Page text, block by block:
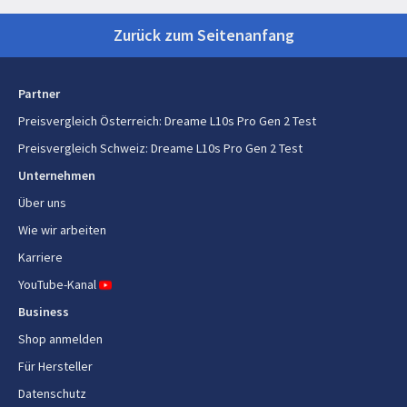
Technische Details
Zurück zum Seitenanfang
Partner
Preisvergleich Österreich: Dreame L10s Pro Gen 2 Test
Preisvergleich Schweiz: Dreame L10s Pro Gen 2 Test
Unternehmen
Über uns
Wie wir arbeiten
Karriere
YouTube-Kanal
Business
Shop anmelden
Für Hersteller
Datenschutz